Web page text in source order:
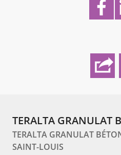
TERALTA GRANULAT
TERALTA GRANULAT
SAINT-LOUIS